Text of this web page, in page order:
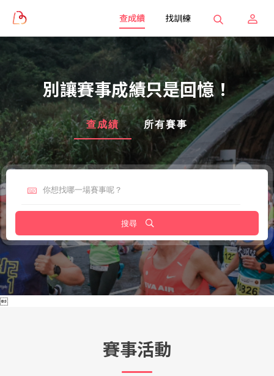
查成績 找訓練
別讓賽事成績只是回憶！
查成績 所有賽事
搜尋

賽事活動